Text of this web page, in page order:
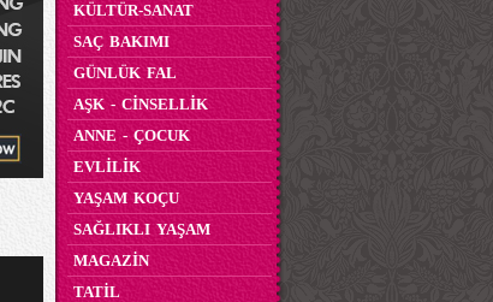
KÜLTÜR-SANAT
SAÇ BAKIMI
GÜNLÜK FAL
AŞK - CİNSELLİK
ANNE - ÇOCUK
EVLİLİK
YAŞAM KOÇU
SAĞLIKLI YAŞAM
MAGAZİN
TATİL